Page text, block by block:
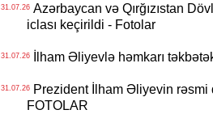
31.07.26Azərbaycan və Qırğızıstan
iclası keçirildi - Fotolar
31.07.26İlham Əliyevlə həmkarı
31.07.26Prezident İlham Əliyevin rəsmi
FOTOLAR